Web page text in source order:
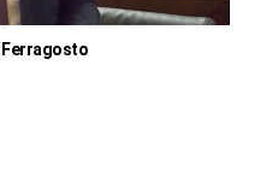
Ferragosto